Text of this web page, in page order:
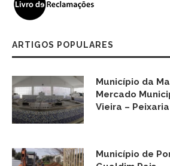
ARTIGOS POPULARES
Município da
Mercado
Vieira – Peixaria
Município de